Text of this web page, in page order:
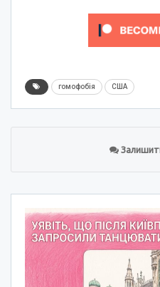
гомофобія США